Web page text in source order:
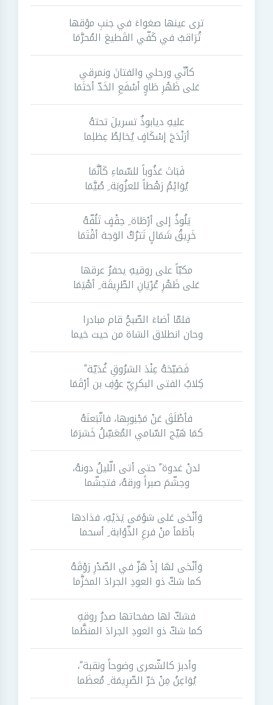
ترى عينها صغواءَ في جنبِ مؤقها
تُرَاقبُ في كَفّي القَطيعَ المُحرَّمَا
كأنّي ورحلي والفتانَ ونمرقي
عَلى ظَهْرِ طَاوٍ أسْفَعِ الخَدّ أخثَمَا
عليهِ ديابوذٌ تسريلَ تحتهُ
أرَنْدَجَ إسْكَافٍ يُخالِطُ عِظلِما
فَبَاتَ عَذُوباً للسّماءِ كَأنَّمَا
يُوَائِمُ رَهْطاً للعزُوبَة ِ صُيَّمَا
يَلُوذُ إلى أرْطَاة ِ حِقْفٍ تَلُفّهُ
خَرِيقُ شَمَالٍ تَترُكُ الوَجهَ أقْتَمَا
مكبّاً على روقيهِ يحفرُ عرقها
عَلى ظَهْرِ عُرْيَانِ الطّرِيقَة ِ أهْيَمَا
فلمّا أضاءَ الصّبحُ قام مبادرا
وحان انطلاق الشاة من حيث خيما
فَصَبّحَهُ عِنْدَ الشرُوقِ غُدَيّة ً
كِلابُ الفتى البكرِيّ عوْفِ بن أرْقَمَا
فأطْلَقَ عَنْ مَجْنِوبِها، فاتّبَعنَهُ
كمَا هَيّج السّامي المُعَسِّلُ خَشرَمَا
لدنْ غدوة ً حتى أتى الّليلُ دونهُ،
وجشّمَ صبراً ورقهُ، فتجشّما
وَأنْحَى عَلى شؤمَى يَدَيْهِ، فذادها
بأظمأ منْ فرعِ الذّؤابة ِ أسحما
وَأنْحَى لهَا إذْ هَزّ في الصّدْرِ رَوْقَهُ
كما شكّ ذو العودِ الجرادَ المخزَّما
فشكّ لها صفحاتها صدرُ روقهِ
كما شكّ ذو العودِ الجرادَ المنظَّما
وأدبرَ كالشّعرى وضوحاً ونقبة ً،
يُوَاعِنُ مِنْ حَرّ الصّرِيمَة ِ مُعظَما